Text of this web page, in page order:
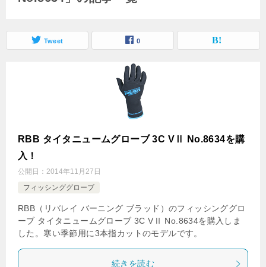
Tweet 0
RBB タイタニュームグローブ 3C VⅡ No.8634を購
入！
公開日： 2014年11月27日
フィッシンググローブ
RBB（リバレイ バーニング ブラッド）のフィッシンググロ
ーブ タイタニュームグローブ 3C VⅡ No.8634を購入しま
した。寒い季節用に3本指カットのモデルです。
続きを読む